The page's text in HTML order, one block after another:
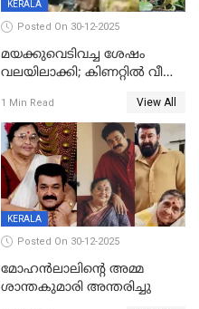
KERALA
Posted On 30-12-2025
മയക്കുവെടിവച്ച ശേഷം
വലയിലാക്കി; കിണറ്റിൽ വീണ
1 Min Read View All
KERALA
Posted On 30-12-2025
മോഹന്‍ലാലിന്‍റെ അമ്മ
ശാന്തകുമാരി അന്തരിച്ചു